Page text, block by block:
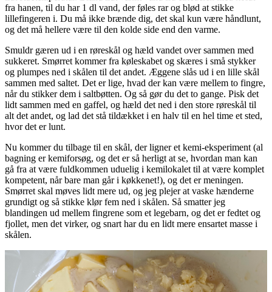
fra hanen, til du har 1 dl vand, der føles rar og blød at stikke
lillefingeren i. Du må ikke brænde dig, det skal kun være håndlunt,
og det må hellere være til den kolde side end den varme.
Smuldr gæren ud i en røreskål og hæld vandet over sammen med
sukkeret. Smørret kommer fra køleskabet og skæres i små stykker
og plumpes ned i skålen til det andet. Æggene slås ud i en lille skål
sammen med saltet. Det er lige, hvad der kan være mellem to fingre,
når du stikker dem i saltbøtten. Og så gør du det to gange. Pisk det
lidt sammen med en gaffel, og hæld det ned i den store røreskål til
alt det andet, og lad det stå tildækket i en halv til en hel time et sted,
hvor det er lunt.
Nu kommer du tilbage til en skål, der ligner et kemi-eksperiment (al
bagning er kemiforsøg, og det er så herligt at se, hvordan man kan
gå fra at være fuldkommen uduelig i kemilokalet til at være komplet
kompetent, når bare man går i køkkenet!), og det er meningen.
Smørret skal møves lidt mere ud, og jeg plejer at vaske hænderne
grundigt og så stikke klør fem ned i skålen. Så smatter jeg
blandingen ud mellem fingrene som et legebarn, og det er fedtet og
fjollet, men det virker, og snart har du en lidt mere ensartet masse i
skålen.